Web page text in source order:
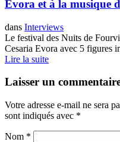
Evora et à la musique
dans Interviews
Le festival des Nuits de
Cesaria Evora avec 5 figures
Lire la suite
Laisser un
Votre adresse e-mail ne sera
sont indiqués avec *
Nom *